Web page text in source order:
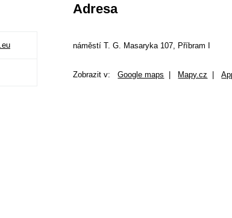
Adresa
náměstí T. G. Masaryka 107, Příbram I
Zobrazit v:Google maps Mapy.cz |